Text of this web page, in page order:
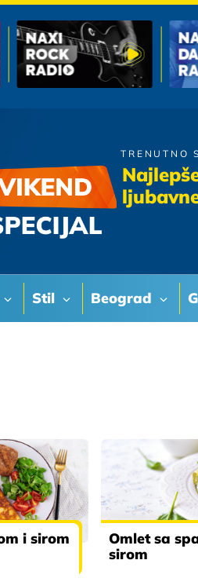
Stil Beograd
TRENUTNO
i sirom
Omlet sa
sirom